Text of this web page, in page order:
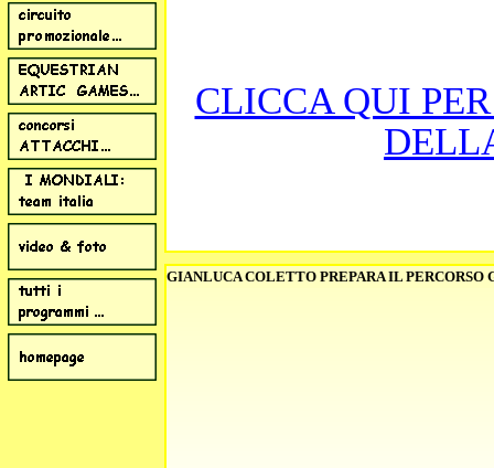
CLICCA QUI
GIANLUCA COLETTO PREPARA IL PERCORSO